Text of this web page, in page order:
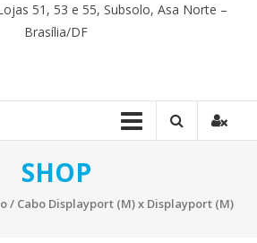
51, 53 e 55, Subsolo, Asa Norte –
Brasília/DF
SHOP
/ Cabo Displayport (M) x Displayport (M)